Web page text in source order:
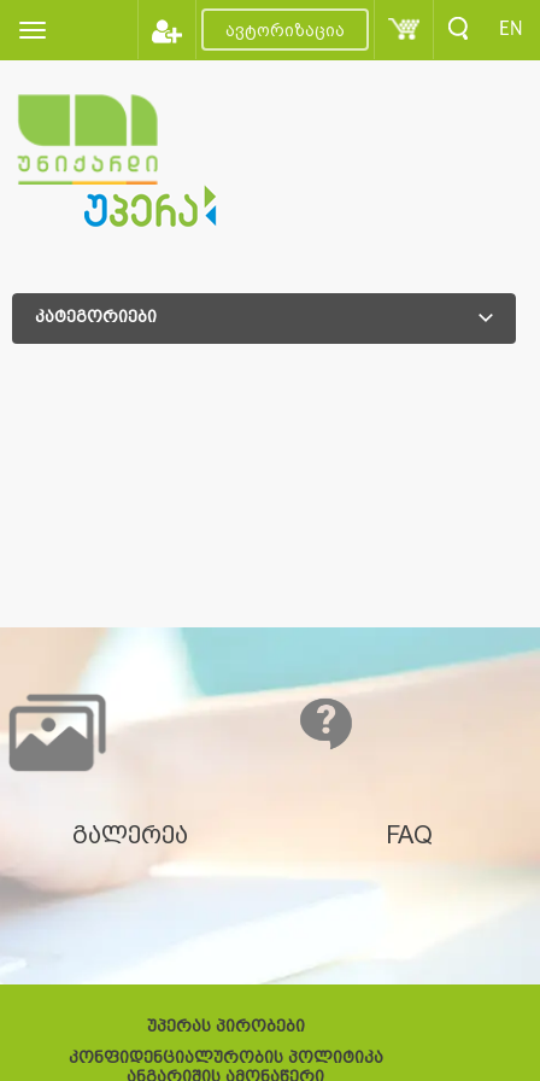
ავტორიზაცია EN
კატეგორიები
გალერეა FAQ
უპერას პირობები
კონფიდენციალურობის პოლიტიკა
ანგარიშის ამონაწერი